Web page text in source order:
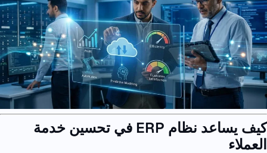
كيف يساعد نظام ERP في تحسين خدمة
العملاء